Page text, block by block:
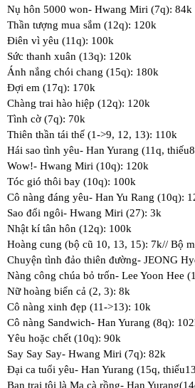
Nụ hôn 5000 won- Hwang Miri (7q): 84k
Thần tượng mua sắm (12q): 120k
Điên vì yêu (11q): 100k
Sức thanh xuân (13q): 120k
Ánh nắng chói chang (15q): 180k
Đợi em (17q): 170k
Chàng trai hào hiệp (12q): 120k
Tình cờ (7q): 70k
Thiên thần tái thế (1->9, 12, 13): 110k
Hái sao tình yêu- Han Yurang (11q,
Wow!- Hwang Miri (10q): 120k
Tóc gió thôi bay (10q): 100k
Cô nàng đáng yêu- Han Yu Rang (10q):
Sao đổi ngôi- Hwang Miri (27): 3k
Nhật kí tân hôn (12q): 100k
Hoàng cung (bộ cũ 10, 13, 15): 7k// Bộ
Chuyện tình đảo thiên đường- JEONG
Nàng công chúa bỏ trốn- Lee Yoon Hee
Nữ hoàng biển cả (2, 3): 8k
Cô nàng xinh đẹp (11->13): 10k
Cô nàng Sandwich- Han Yurang (8q):
Yêu hoặc chết (10q): 90k
Say Say Say- Hwang Miri (7q): 82k
Đại ca tuổi yêu- Han Yurang (15q,
Bạn trai tôi là Ma cà rồng- Han